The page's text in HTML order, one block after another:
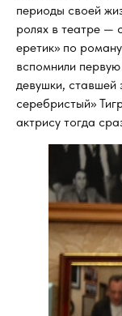
периоды своей
ролях в театре —
еретик» по
вспомнили
девушки, ставшей
серебристый»
актрису тогда